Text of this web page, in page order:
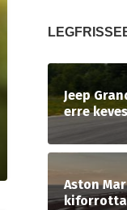
Jeep
erre
Aston